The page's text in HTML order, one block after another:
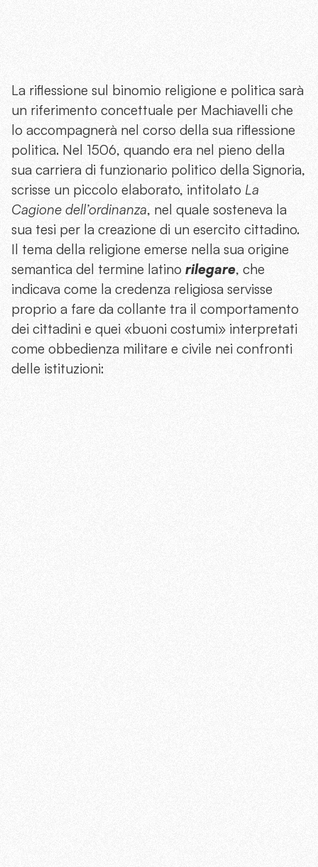
La riflessione sul binomio religione e politica sarà
un riferimento concettuale per Machiavelli che
lo accompagnerà nel corso della sua riflessione
politica. Nel 1506, quando era nel pieno della
sua carriera di funzionario politico della Signoria,
scrisse un piccolo elaborato, intitolato La
Cagione dell’ordinanza, nel quale sosteneva la
sua tesi per la creazione di un esercito cittadino.
Il tema della religione emerse nella sua origine
semantica del termine latino rilegare, che
indicava come la credenza religiosa servisse
proprio a fare da collante tra il comportamento
dei cittadini e quei «buoni costumi» interpretati
come obbedienza militare e civile nei confronti
delle istituzioni: